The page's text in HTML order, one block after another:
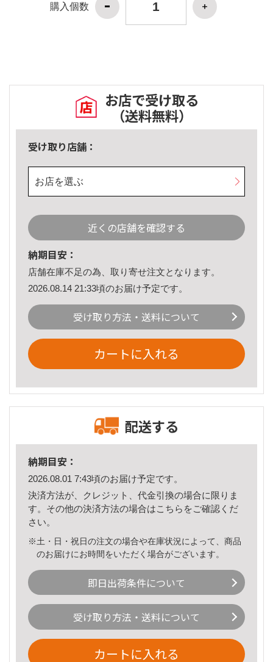
購入個数
お店で受け取る
（送料無料）
受け取り店舗：
お店を選ぶ
近くの店舗を確認する
納期目安：
店舗在庫不足の為、取り寄せ注文となります。
2026.08.14 21:33頃のお届け予定です。
受け取り方法・送料について
カートに入れる
配送する
納期目安：
2026.08.01 7:43頃のお届け予定です。
決済方法が、クレジット、代金引換の場合に限りま
す。その他の決済方法の場合はこちら をご確認くだ
さい。
※土・日・祝日の注文の場合や在庫状況によって、商品
のお届けにお時間をいただく場合がございます。
即日出荷条件について
受け取り方法・送料について
カートに入れる